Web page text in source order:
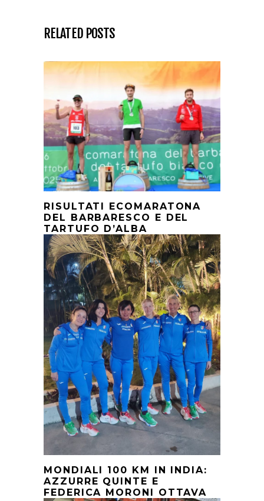
RELATED POSTS
RISULTATI ECOMARATONA
DEL BARBARESCO E DEL
TARTUFO D’ALBA
MONDIALI 100 KM IN INDIA:
AZZURRE QUINTE E
FEDERICA MORONI OTTAVA